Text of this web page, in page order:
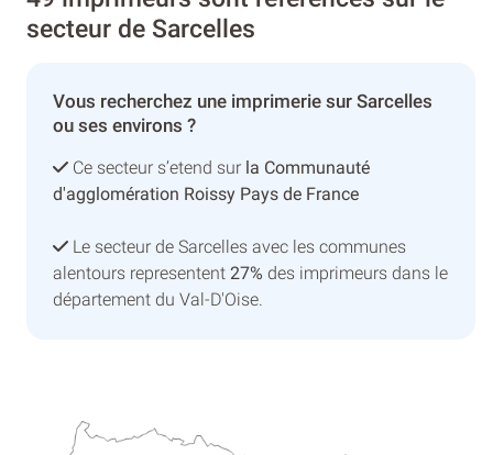
secteur de Sarcelles
Vous recherchez une imprimerie sur Sarcelles
ou ses environs ?
Ce secteur s’etend sur la Communauté
d'agglomération Roissy Pays de France
Le secteur de Sarcelles avec les communes
alentours representent 27% des imprimeurs dans le
département du Val-D'Oise.